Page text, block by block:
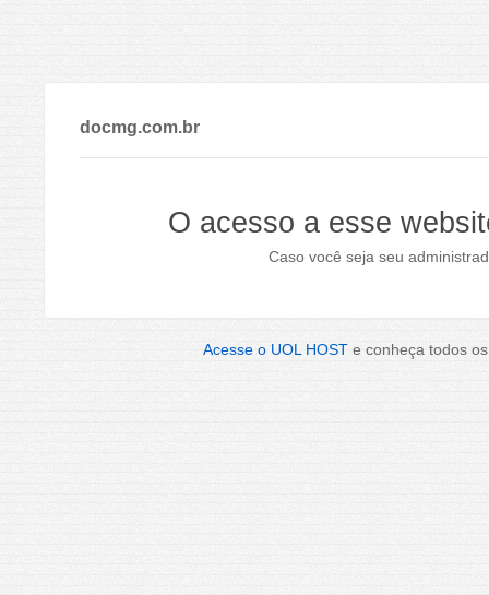
docmg.com.br
O acesso a esse
Caso você seja seu
Acesse o UOL HOST e conheça todos